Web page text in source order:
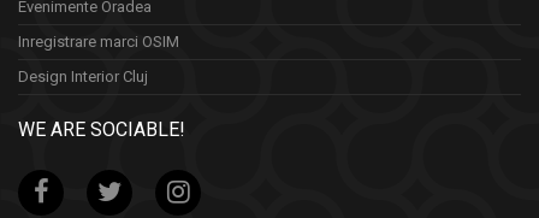
Evenimente Oradea
Inregistrare marci OSIM
Design Interior Cluj
WE ARE SOCIABLE!